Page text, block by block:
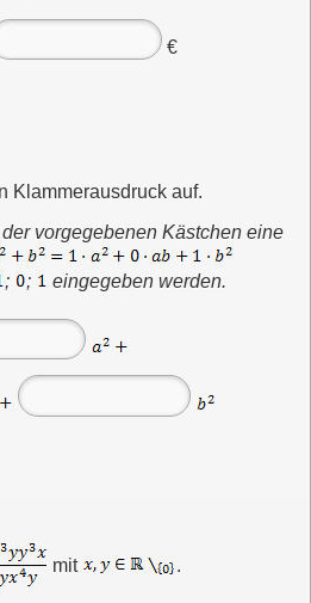
€
Klammerausdruck auf.
vorgegebenen Kästchen eine
; ; eingegeben werden.
mit .